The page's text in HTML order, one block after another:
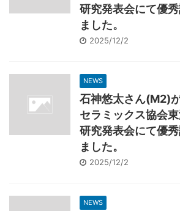
研究発表会にて優
ました。
2025/12/2
NEWS
石神悠太さん(M2)
セラミックス協会
研究発表会にて優
ました。
2025/12/2
NEWS